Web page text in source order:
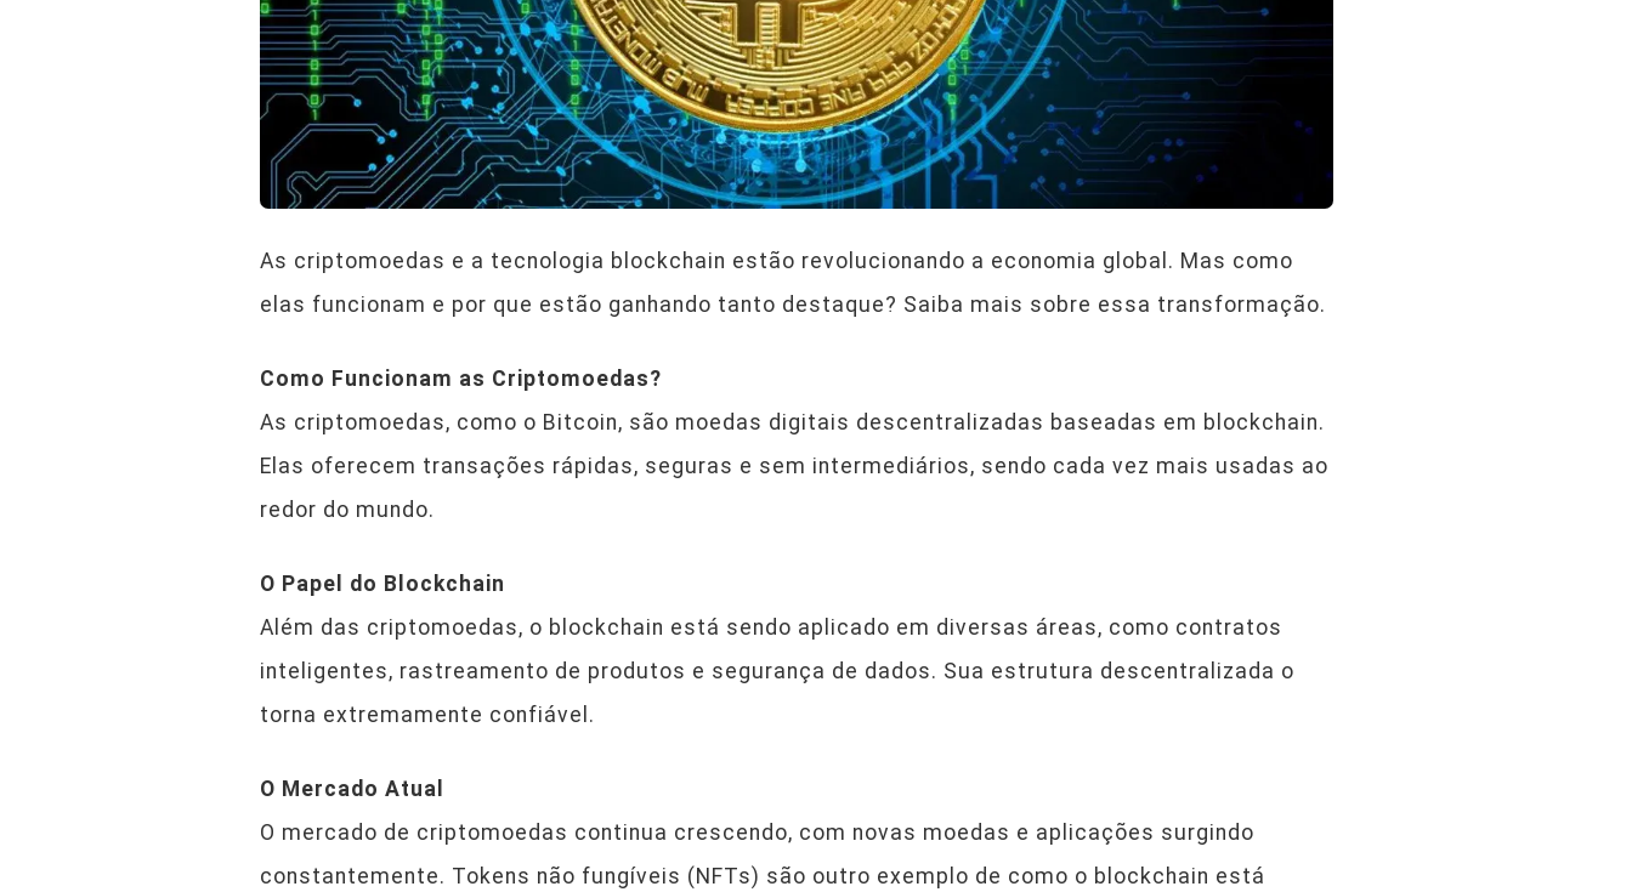
As criptomoedas e a tecnologia blockchain estão revolucionando a economia global. Mas como
elas funcionam e por que estão ganhando tanto destaque? Saiba mais sobre essa transformação.
Como Funcionam as Criptomoedas?
As criptomoedas, como o Bitcoin, são moedas digitais descentralizadas baseadas em blockchain.
Elas oferecem transações rápidas, seguras e sem intermediários, sendo cada vez mais usadas ao
redor do mundo.
O Papel do Blockchain
Além das criptomoedas, o blockchain está sendo aplicado em diversas áreas, como contratos
inteligentes, rastreamento de produtos e segurança de dados. Sua estrutura descentralizada o
torna extremamente confiável.
O Mercado Atual
O mercado de criptomoedas continua crescendo, com novas moedas e aplicações surgindo
constantemente. Tokens não fungíveis (NFTs) são outro exemplo de como o blockchain está